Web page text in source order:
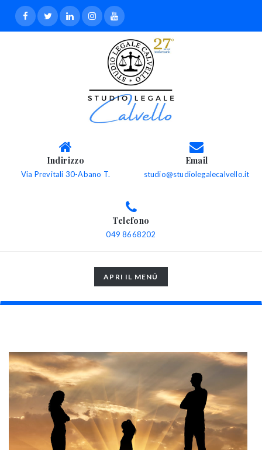
Indirizzo
Via Previtali 30-Abano T.
Email
studio@studiolegalecalvello.it
Telefono
049 8668202
TOGGLE
NAVIGATION
APRI IL MENÚ